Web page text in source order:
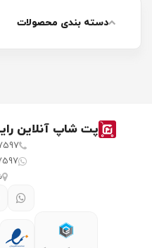
دسته بندی محصولات
پت شاپ آنلاین